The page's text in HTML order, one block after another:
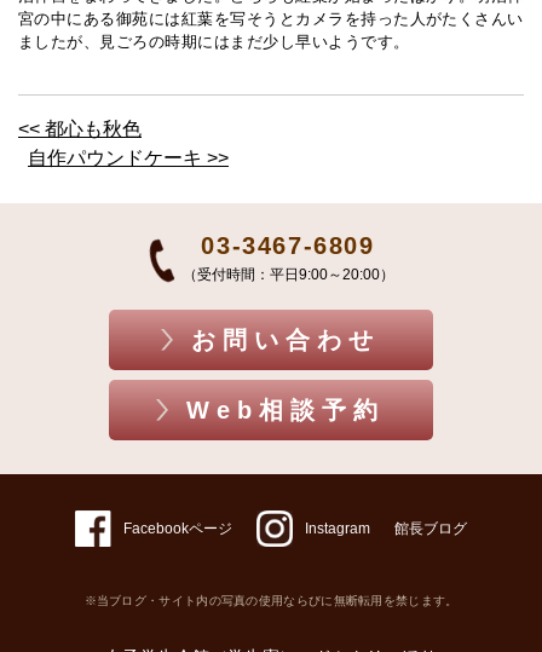
宮の中にある御苑には紅葉を写そうとカメラを持った人がたくさんい
ましたが、見ごろの時期にはまだ少し早いようです。
<< 都心も秋色
自作パウンドケーキ >>
03-3467-6809
（受付時間：平日9:00～20:00）
お問い合わせ
Web相談予約
Facebookページ Instagram 館長ブログ
※当ブログ・サイト内の写真の使用ならびに無断転用を禁じます。